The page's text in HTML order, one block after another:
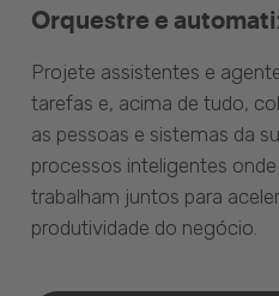
Orquestre e
Projete assistentes e
tarefas e, acima de tudo,
as pessoas e sistemas da
processos inteligentes
trabalham juntos para
produtividade do negócio.